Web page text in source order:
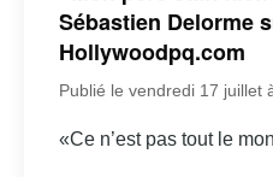
Sébastien Delorme
Hollywoodpq.com
Publié le vendredi 17 juillet
«Ce n’est pas tout le